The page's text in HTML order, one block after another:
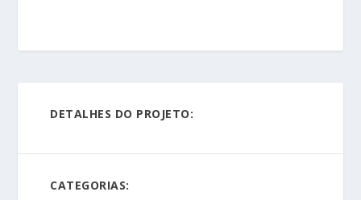
DETALHES DO PROJETO:
CATEGORIAS: